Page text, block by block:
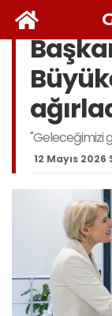
"Geleceğimizi
12 Mayıs 2026